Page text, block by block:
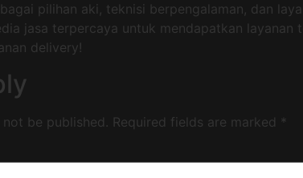
pilihan aki, teknisi berpengalaman, dan
jasa terpercaya untuk mendapatkan
delivery!
be published. Required fields are marked *